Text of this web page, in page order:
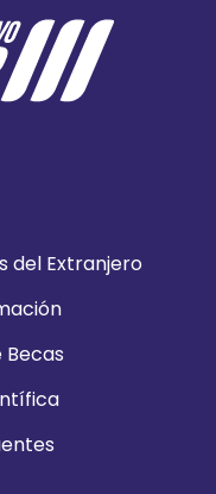
del Extranjero